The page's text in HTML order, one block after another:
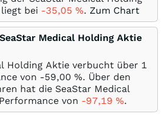
bei -35,05 %. Zum Chart
Medical Holding Aktie
Holding Aktie verbucht über 1
von -59,00 %. Über den
hat die SeaStar Medical
von -97,19 %.